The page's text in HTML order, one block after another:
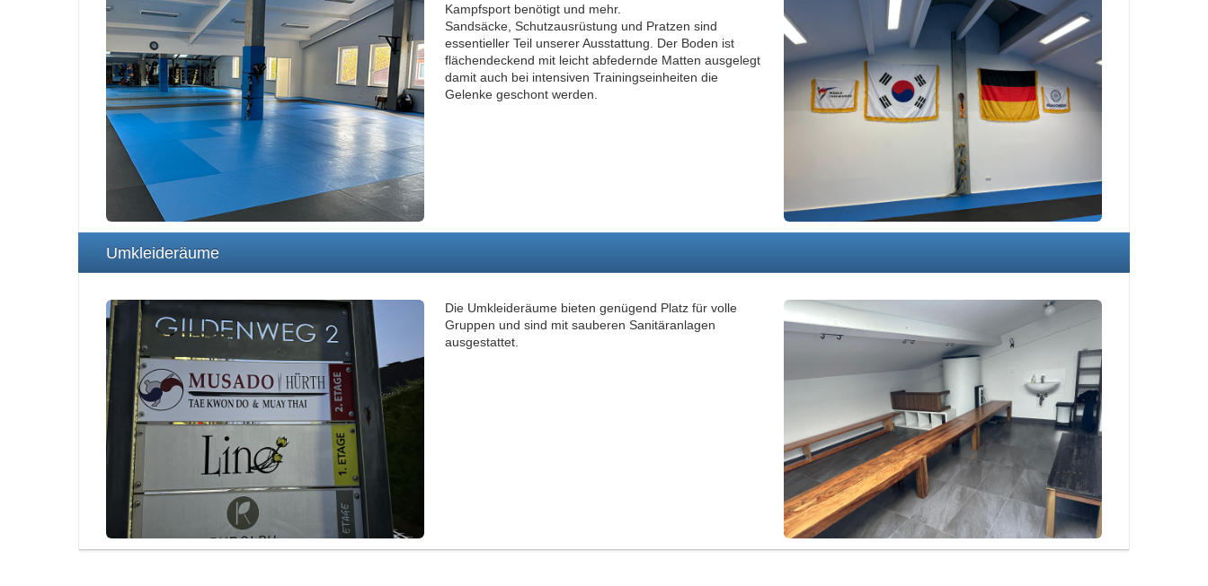
Kampfsport benötigt und mehr.
Sandsäcke, Schutzausrüstung und Pratzen sind
essentieller Teil unserer Ausstattung. Der Boden ist
flächendeckend mit leicht abfedernde Matten ausgelegt
damit auch bei intensiven Trainingseinheiten die
Gelenke geschont werden.
Umkleideräume
Die Umkleideräume bieten genügend Platz für volle
Gruppen und sind mit sauberen Sanitäranlagen
ausgestattet.